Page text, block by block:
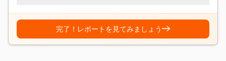
完了！レポートを見てみましょう→